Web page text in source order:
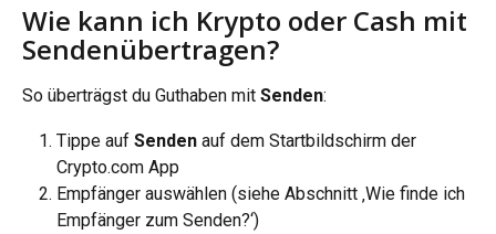
Wie kann ich Krypto oder Cash mit
Sendenübertragen?
So überträgst du Guthaben mit Senden:
Tippe auf Senden auf dem Startbildschirm der
Crypto.com App
Empfänger auswählen (siehe Abschnitt ‚Wie finde ich
Empfänger zum Senden?‘)